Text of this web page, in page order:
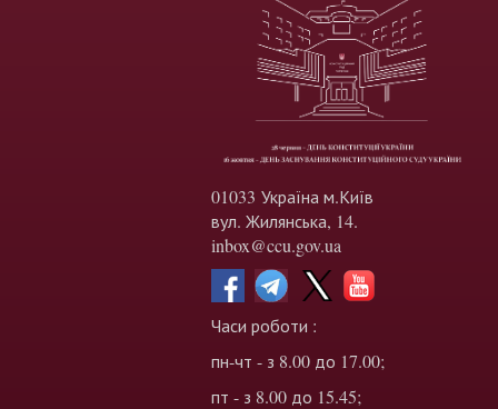
01033 Україна м.Київ
вул. Жилянська, 14.
inbox@ccu.gov.ua
Часи роботи :
пн-чт - з 8.00 до 17.00;
пт - з 8.00 до 15.45;